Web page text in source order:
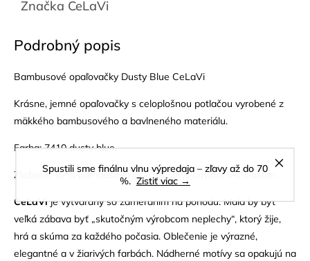
Spustili sme finálnu vlnu výpredaja – zľavy až do 70
%. Zistiť viac →
Značka CeLaVi
Podrobný popis
Bambusové opaľovačky Dusty Blue CeLaVi
Krásne, jemné opaľovačky s celoplošnou potlačou vyrobené z
mäkkého bambusového a bavlneného materiálu.
Farba: 7410 dusty blue
Zloženie: 67% bambusová viskóza, 28% bavlna, 5% elastan
CeLaVije vytváraný so zameraním na pohodu. Mala by byť
veľká zábava byť „skutočným výrobcom neplechy“, ktorý žije,
hrá a skúma za každého počasia. Oblečenie je výrazné,
elegantné a v žiarivých farbách. Nádherné motívy sa opakujú na